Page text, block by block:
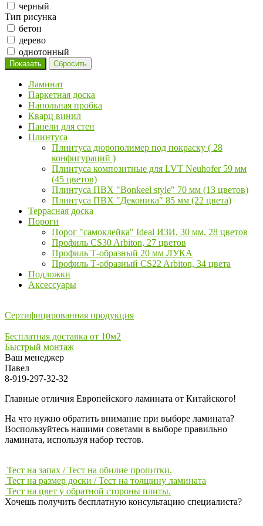
черный
Тип рисунка
бетон
дерево
однотонный
Ламинат
Паркетная доска
Напольная пробка
Кварц винил
Панели для стен
Плинтуса
Плинтуса дюрополимер под покраску ( 28
конфигураций )
Плинтуса композитные для LVT Neuhofer 59 мм
(45 цветов)
Плинтуса ПВХ "Bonkeel style" 70 мм (13 цветов)
Плинтуса ПВХ "Деконика" 85 мм (22 цвета)
Террасная доска
Пороги
Порог "самоклейка" Ideal ИЗИ, 30 мм, 28 цветов
Профиль CS30 Arbiton, 27 цветов
Профиль Т-образный 20 мм ЛУКА
Профиль Т-образный CS22 Arbiton, 34 цвета
Подложки
Аксессуары
Сертифицированная продукция
Бесплатная доставка от 10м2
Быстрый монтаж
Ваш менеджер
Павел
8-919-297-32-32
Главные отличия Европейского ламината от Китайского!
На что нужно обратить внимание при выборе ламината?
Воспользуйтесь нашими советами в выборе правильно
ламината, используя набор тестов.
Тест на запах / Тест на обилие пропитки.
Тест на размер доски / Тест на толщину ламината
Тест на цвет у обратной стороны плиты.
Хочешь получить бесплатную консультацию специалиста?